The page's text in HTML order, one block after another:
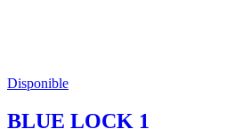
Disponible
BLUE LOCK 1